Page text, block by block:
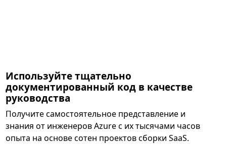
Используйте тщательно
документированный код в качестве
руководства
Получите самостоятельное представление и
знания от инженеров Azure с их тысячами часов
опыта на основе сотен проектов сборки SaaS.